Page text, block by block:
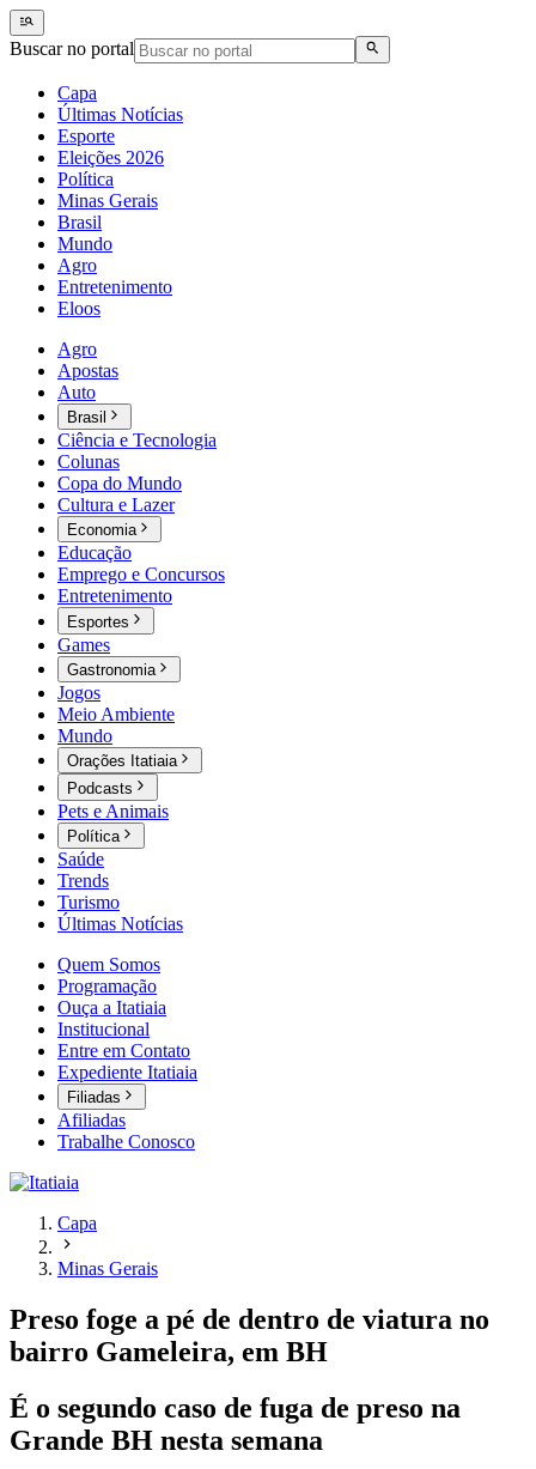
Buscar no portal
Capa
Últimas Notícias
Esporte
Eleições 2026
Política
Minas Gerais
Brasil
Mundo
Agro
Entretenimento
Eloos
Agro
Apostas
Auto
Brasil
Ciência e Tecnologia
Colunas
Copa do Mundo
Cultura e Lazer
Economia
Educação
Emprego e Concursos
Entretenimento
Esportes
Games
Gastronomia
Jogos
Meio Ambiente
Mundo
Orações Itatiaia
Podcasts
Pets e Animais
Política
Saúde
Trends
Turismo
Últimas Notícias
Quem Somos
Programação
Ouça a Itatiaia
Institucional
Entre em Contato
Expediente Itatiaia
Filiadas
Afiliadas
Trabalhe Conosco
Capa
Minas Gerais
Preso foge a pé de dentro de viatura no
bairro Gameleira, em BH
É o segundo caso de fuga de preso na
Grande BH nesta semana